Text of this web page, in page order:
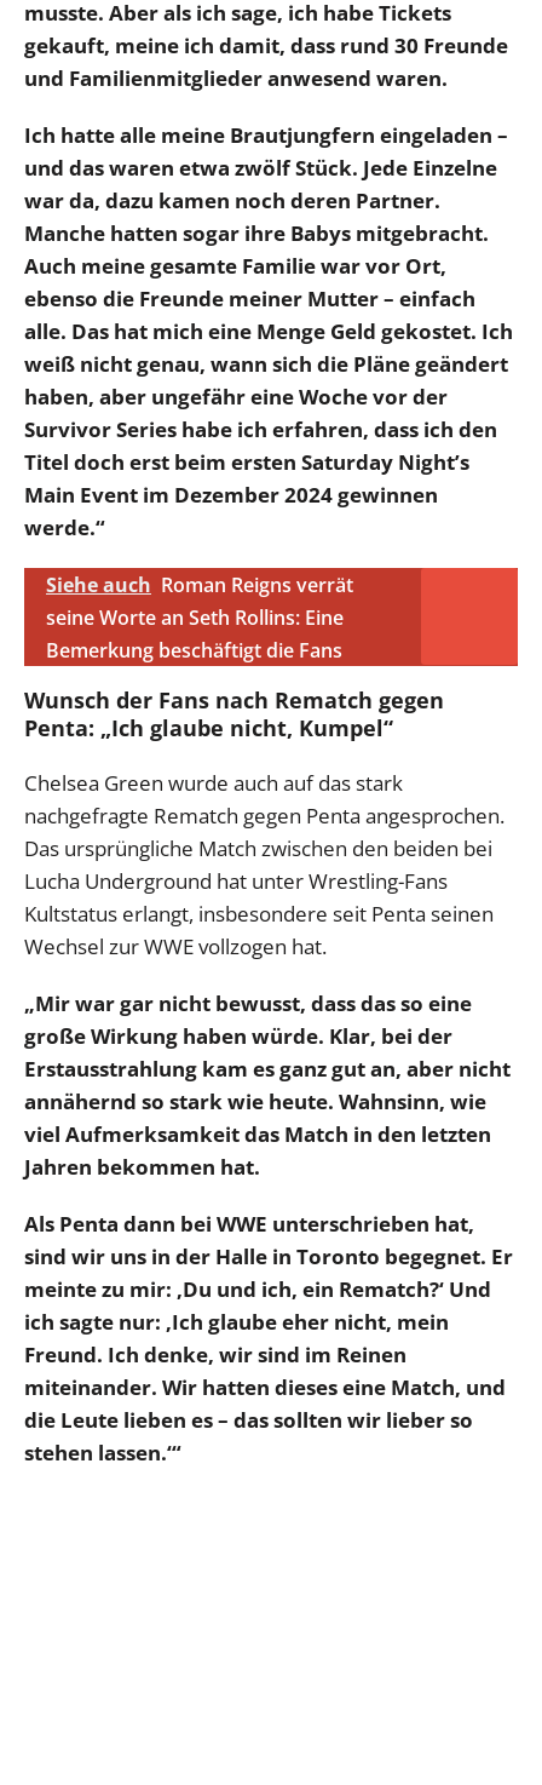
musste. Aber als ich sage, ich habe Tickets
gekauft, meine ich damit, dass rund 30 Freunde
und Familienmitglieder anwesend waren.
Ich hatte alle meine Brautjungfern eingeladen –
und das waren etwa zwölf Stück. Jede Einzelne
war da, dazu kamen noch deren Partner.
Manche hatten sogar ihre Babys mitgebracht.
Auch meine gesamte Familie war vor Ort,
ebenso die Freunde meiner Mutter – einfach
alle. Das hat mich eine Menge Geld gekostet. Ich
weiß nicht genau, wann sich die Pläne geändert
haben, aber ungefähr eine Woche vor der
Survivor Series habe ich erfahren, dass ich den
Titel doch erst beim ersten Saturday Night’s
Main Event im Dezember 2024 gewinnen
werde.“
Siehe auch Roman Reigns verrät
seine Worte an Seth Rollins: Eine
Bemerkung beschäftigt die Fans
Wunsch der Fans nach Rematch gegen
Penta: „Ich glaube nicht, Kumpel“
Chelsea Green wurde auch auf das stark
nachgefragte Rematch gegen Penta angesprochen.
Das ursprüngliche Match zwischen den beiden bei
Lucha Underground hat unter Wrestling-Fans
Kultstatus erlangt, insbesondere seit Penta seinen
Wechsel zur WWE vollzogen hat.
„Mir war gar nicht bewusst, dass das so eine
große Wirkung haben würde. Klar, bei der
Erstausstrahlung kam es ganz gut an, aber nicht
annähernd so stark wie heute. Wahnsinn, wie
viel Aufmerksamkeit das Match in den letzten
Jahren bekommen hat.
Als Penta dann bei WWE unterschrieben hat,
sind wir uns in der Halle in Toronto begegnet. Er
meinte zu mir: ‚Du und ich, ein Rematch?‘ Und
ich sagte nur: ‚Ich glaube eher nicht, mein
Freund. Ich denke, wir sind im Reinen
miteinander. Wir hatten dieses eine Match, und
die Leute lieben es – das sollten wir lieber so
stehen lassen.‘“